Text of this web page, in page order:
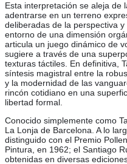
Esta interpretación se aleja de
adentrarse en un terreno
deliberadas de la perspectiva
entorno de una dimensión
articula un juego dinámico de
sugiere a través de una
texturas táctiles. En definitiva,
síntesis magistral entre la
y la modernidad de las
rincón cotidiano en una
libertad formal.
Conocido simplemente como
La Lonja de Barcelona. A lo
distinguido con el Premio
Pintura, en 1962; el Santiago
obtenidas en diversas